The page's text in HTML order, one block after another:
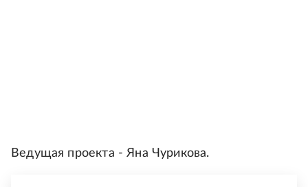
Ведущая проекта - Яна Чурикова.